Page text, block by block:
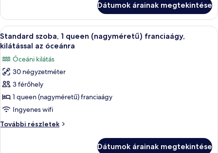
king
(extra
méretű)
franciaágy
(extra
méretű)
franciaágy
további
Dátumok árainak megtekintése
A
következő
szoba
összes
képének
megtekintése:
Standard
szoba,
1
queen
Egy szállodai szoba, amelyben
8
Standard szoba, 1 queen (nagyméretű) franciaágy,
kilátással az óceánra
Óceáni kilátás
30 négyzetméter
3 férőhely
1 queen (nagyméretű) franciaágy
Ingyenes wifi
További részletek
Standard
Dátumok árainak megtekintése